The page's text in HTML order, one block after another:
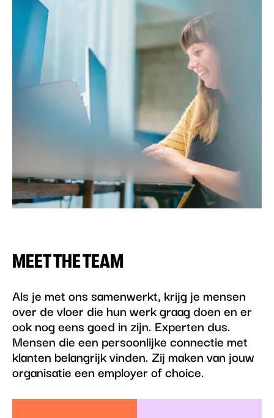
MEET THE TEAM
Als je met ons samenwerkt, krijg je mensen
over de vloer die hun werk graag doen en er
ook nog eens goed in zijn. Experten dus.
Mensen die een persoonlijke connectie met
klanten belangrijk vinden. Zij maken van jouw
organisatie een employer of choice.